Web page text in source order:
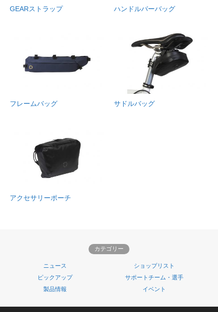
GEARストラップ ハンドルバーバッグ
フレームバッグ サドルバッグ
アクセサリーポーチ
カテゴリー
ニュース
ショップリスト
ピックアップ
サポートチーム・選手
製品情報
イベント